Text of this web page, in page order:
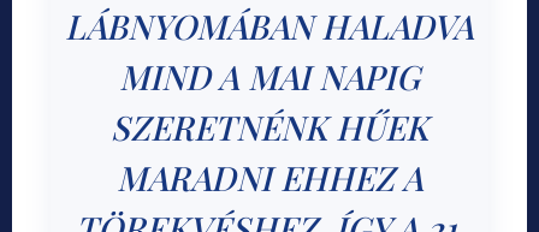
LÁBNYOMÁBAN HALADVA
MIND A MAI NAPIG
SZERETNÉNK HŰEK
MARADNI EHHEZ A